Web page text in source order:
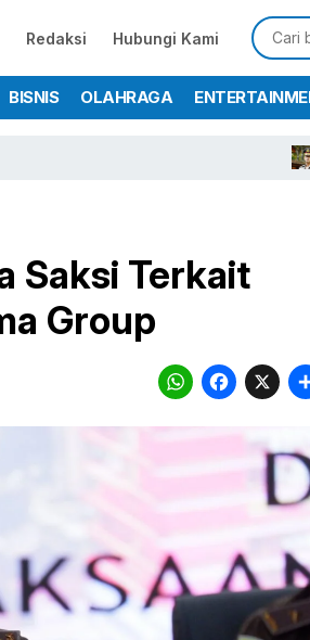
Redaksi Hubungi Kami
BISNIS OLAHRAGA
Saksi Terkait
Group
X